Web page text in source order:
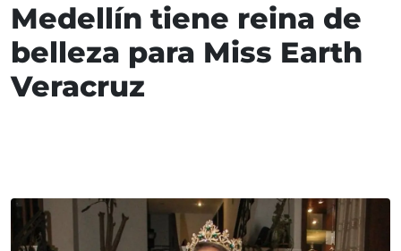
Medellín tiene reina de
belleza para Miss Earth
Veracruz